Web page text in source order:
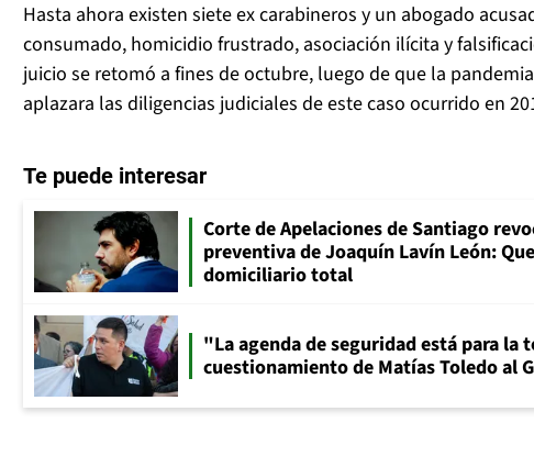
Hasta ahora existen siete ex carabineros y un abogado
consumado, homicidio frustrado, asociación ilícita y
juicio se retomó a fines de octubre, luego de que la
aplazara las diligencias judiciales de este caso ocurrido en
Te puede interesar
Corte de Apelaciones de Santiago
preventiva de Joaquín Lavín León:
domiciliario total
"La agenda de seguridad está para la
cuestionamiento de Matías Toledo al